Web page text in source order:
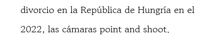
divorcio en la República de Hungría en el
2022, las cámaras point and shoot.